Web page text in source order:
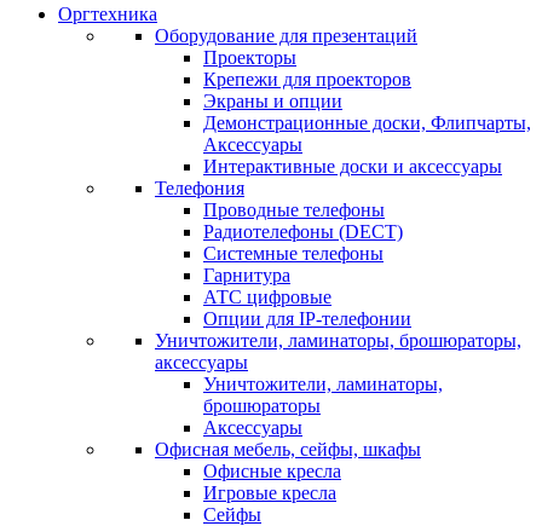
Оргтехника
Оборудование для презентаций
Проекторы
Крепежи для проекторов
Экраны и опции
Демонстрационные доски, Флипчарты,
Аксессуары
Интерактивные доски и аксессуары
Телефония
Проводные телефоны
Радиотелефоны (DECT)
Системные телефоны
Гарнитура
АТС цифровые
Опции для IP-телефонии
Уничтожители, ламинаторы, брошюраторы,
аксессуары
Уничтожители, ламинаторы,
брошюраторы
Аксессуары
Офисная мебель, сейфы, шкафы
Офисные кресла
Игровые кресла
Сейфы